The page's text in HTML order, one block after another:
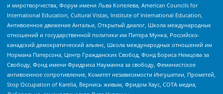
и миротворчества, Форум имени Льва Копелева, American Councils for
International Education, Cultural Vistas, Institute of International Education,
Антивоенное движение Антальи, Открытый диалог, Школа международных
отношений и государственной политики им Питера Мунка, Российско-
канадский демократический альянс, Школа международных отношений им
Нормана Патерсона, Центр Гражданских Свобод, Фонд Бориса Немцова за
Свободу, Фонд имени Фридриха Науманна за свободу, Феминистское
антивоенное сопротивление, Комитет независимости Ингушетии, Прометей,
Stop Occupation of Karelia, Вернись живым, Фридом Хаус, СОТА медиа,